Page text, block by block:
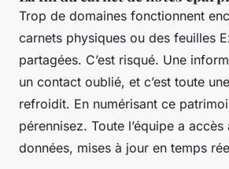
Trop de domaines fonctionnent
carnets physiques ou des feuilles
partagées. C’est risqué. Une
un contact oublié, et c’est toute
refroidit. En numérisant ce
pérennisez. Toute l’équipe a accès
données, mises à jour en temps